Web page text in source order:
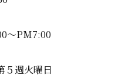
〜PM7:00
５週火曜日